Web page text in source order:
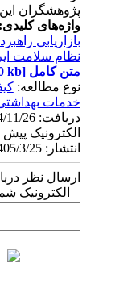
پژوهشگران این
واژه‌های کلیدی:
بازاریابی
نظام سلامت ایران
متن کامل[PDF 1540 kb]
نوع مطالعه:
خدمات بهداشتی
انتشار: 1405/3/25
ارسال نظر
الکترونیک